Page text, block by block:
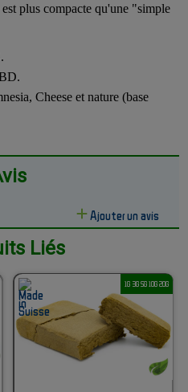
plus compacte qu'une "simple
Cheese et nature (base
Ajouter un avis
Liés
1G 3G 5G 10G 20G